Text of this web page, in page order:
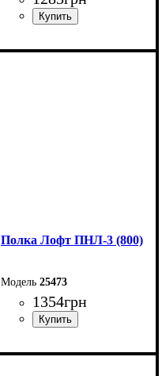
Ширина: 80 см
Полка Лофт ПНЛ-3 (800)
25473
1354грн
Ширина: 80 см